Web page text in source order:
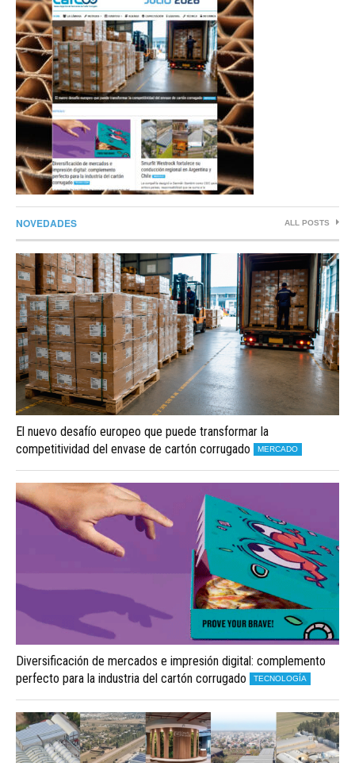
NOVEDADES ALL POSTS
El nuevo desafío europeo que puede transformar la
competitividad del envase de cartón corrugado
MERCADO
Diversificación de mercados e impresión digital: complemento
perfecto para la industria del cartón corrugado
TECNOLOGÍA